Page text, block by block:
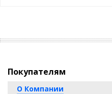
Покупателям
О Компании